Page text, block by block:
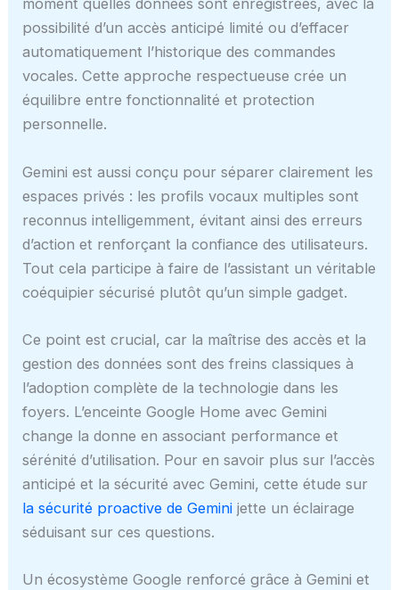
moment quelles données sont enregistrées, avec la
possibilité d’un accès anticipé limité ou d’effacer
automatiquement l’historique des commandes
vocales. Cette approche respectueuse crée un
équilibre entre fonctionnalité et protection
personnelle.
Gemini est aussi conçu pour séparer clairement les
espaces privés : les profils vocaux multiples sont
reconnus intelligemment, évitant ainsi des erreurs
d’action et renforçant la confiance des utilisateurs.
Tout cela participe à faire de l’assistant un véritable
coéquipier sécurisé plutôt qu’un simple gadget.
Ce point est crucial, car la maîtrise des accès et la
gestion des données sont des freins classiques à
l’adoption complète de la technologie dans les
foyers. L’enceinte Google Home avec Gemini
change la donne en associant performance et
sérénité d’utilisation. Pour en savoir plus sur l’accès
anticipé et la sécurité avec Gemini, cette étude sur
la sécurité proactive de Gemini jette un éclairage
séduisant sur ces questions.
Un écosystème Google renforcé grâce à Gemini et